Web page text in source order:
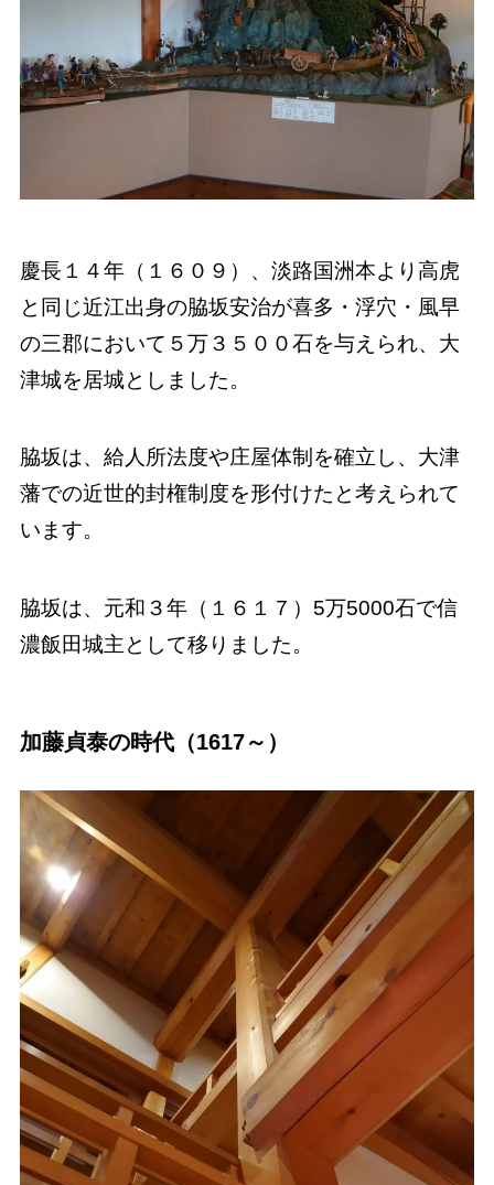
慶長１４年（１６０９）、淡路国洲本より高虎
と同じ近江出身の脇坂安治が喜多・浮穴・風早
の三郡において５万３５００石を与えられ、大
津城を居城としました。
脇坂は、給人所法度や庄屋体制を確立し、大津
藩での近世的封権制度を形付けたと考えられて
います。
脇坂は、元和３年（１６１７）5万5000石で信
濃飯田城主として移りました。
加藤貞泰の時代（1617～）